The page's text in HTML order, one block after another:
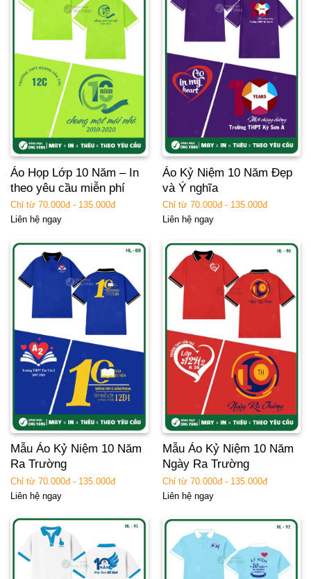
Áo Họp Lớp 10 Năm – In
theo yêu cầu miễn phí
Chỉ từ 70.000đ - 135.000đ
Liên hệ ngay
Áo Kỷ Niệm 10 Năm Đẹp
và Ý nghĩa
Chỉ từ 70.000đ - 135.000đ
Liên hệ ngay
Mẫu Áo Kỷ Niệm 10 Năm
Ra Trường
Chỉ từ 70.000đ - 135.000đ
Liên hệ ngay
Mẫu Áo Kỷ Niệm 10 Năm
Ngày Ra Trường
Chỉ từ 70.000đ - 135.000đ
Liên hệ ngay